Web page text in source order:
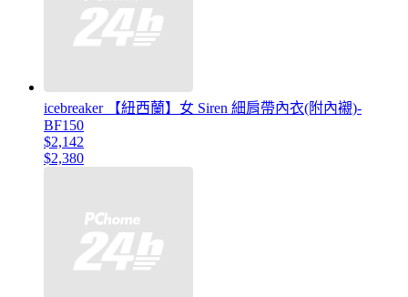
icebreaker 【紐西蘭】女 Siren 細肩帶內衣(附內襯)-
BF150
$2,142
$2,380